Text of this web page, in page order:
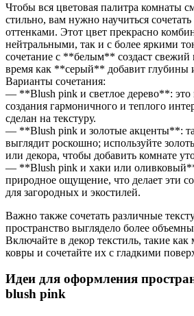
Чтобы вся цветовая палитра комнаты
стильно, вам нужно научиться
оттенками. Этот цвет прекрасно
нейтральными, так и с более яркими
сочетание с **белым** создаст свежий
время как **серый** добавит глубины
Варианты сочетания:
— **Blush pink и светлое дерево**: это
создания гармоничного и теплого
сделан на текстуру.
— **Blush pink и золотые акценты**:
выглядит роскошно; используйте
или декора, чтобы добавить комнате
— **Blush pink и хаки или
природное ощущение, что делает эти
для загородных и экостилей.
Важно также сочетать различные
пространство выглядело более
Включайте в декор текстиль, такие
ковры и сочетайте их с гладкими
Идеи для оформления
blush pink